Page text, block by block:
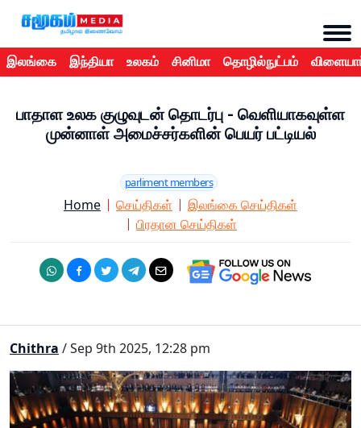
இலங்கை இந்தியா உலகம் சினிமா தொழில்நுட்பம்
பாதாள உலக குழுவுடன் தொடர்பு - வெளியாகவுள்ள
முன்னாள் அமைச்சர்களின் பெயர் பட்டியல்
parliment members
Home செய்திகள்
இலங்கை செய்திகள்
பிரதான செய்திகள்
Chithra / Sep 9th 2025, 12:28 pm